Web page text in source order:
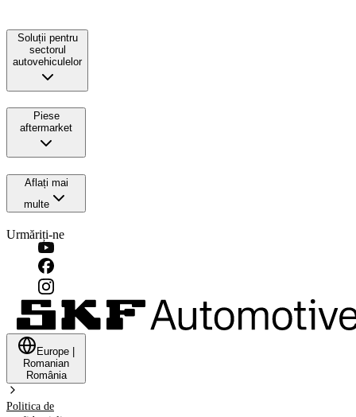
Soluții pentru
sectorul
autovehiculelor
Piese
aftermarket
Aflați mai
multe
Urmăriți-ne
Europe
Romanian
România
Politica de